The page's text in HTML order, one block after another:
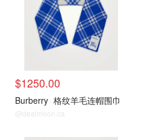
$1250.00
Burberry 格纹羊毛连帽围巾
@dealmoon.ca